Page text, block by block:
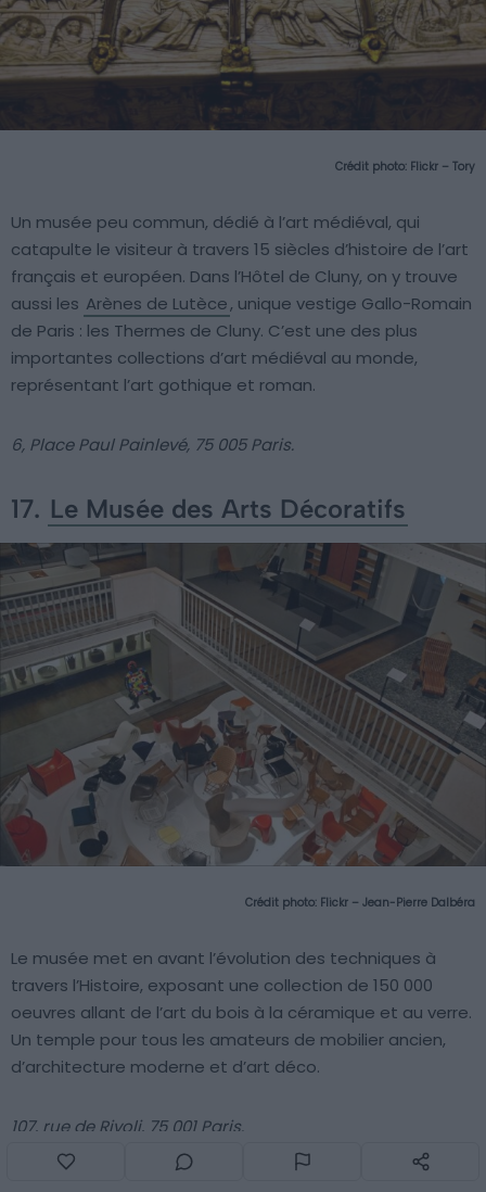
Crédit photo: Flickr – Tory
Un musée peu commun, dédié à l’art médiéval, qui
catapulte le visiteur à travers 15 siècles d’histoire de l’art
français et européen. Dans l’Hôtel de Cluny, on y trouve
aussi les Arènes de Lutèce, unique vestige Gallo-Romain
de Paris : les Thermes de Cluny. C’est une des plus
importantes collections d’art médiéval au monde,
représentant l’art gothique et roman.
6, Place Paul Painlevé, 75 005 Paris.
17. Le Musée des Arts Décoratifs
Crédit photo: Flickr – Jean-Pierre Dalbéra
Le musée met en avant l’évolution des techniques à
travers l’Histoire, exposant une collection de 150 000
oeuvres allant de l’art du bois à la céramique et au verre.
Un temple pour tous les amateurs de mobilier ancien,
d’architecture moderne et d’art déco.
107, rue de Rivoli, 75 001 Paris.